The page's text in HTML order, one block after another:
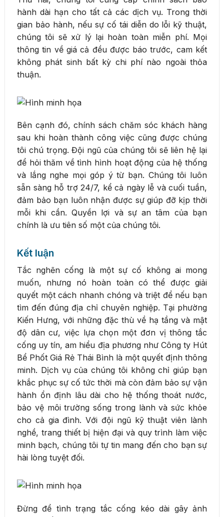
hành dài hạn cho tất cả các dịch vụ. Trong thời
gian bảo hành, nếu sự cố tái diễn do lỗi kỹ thuật,
chúng tôi sẽ xử lý lại hoàn toàn miễn phí. Mọi
thông tin về giá cả đều được báo trước, cam kết
không phát sinh bất kỳ chi phí nào ngoài thỏa
thuận.
Bên cạnh đó, chính sách chăm sóc khách hàng
sau khi hoàn thành công việc cũng được chúng
tôi chú trọng. Đội ngũ của chúng tôi sẽ liên hệ lại
để hỏi thăm về tình hình hoạt động của hệ thống
và lắng nghe mọi góp ý từ bạn. Chúng tôi luôn
sẵn sàng hỗ trợ 24/7, kể cả ngày lễ và cuối tuần,
đảm bảo bạn luôn nhận được sự giúp đỡ kịp thời
mỗi khi cần. Quyền lợi và sự an tâm của bạn
chính là ưu tiên số một của chúng tôi.
Kết luận
Tắc nghẽn cống là một sự cố không ai mong
muốn, nhưng nó hoàn toàn có thể được giải
quyết một cách nhanh chóng và triệt để nếu bạn
tìm đến đúng địa chỉ chuyên nghiệp. Tại phường
Kiến Hưng, với những đặc thù về hạ tầng và mật
độ dân cư, việc lựa chọn một đơn vị thông tắc
cống uy tín, am hiểu địa phương như Công ty Hút
Bể Phốt Giá Rẻ Thái Bình là một quyết định thông
minh. Dịch vụ của chúng tôi không chỉ giúp bạn
khắc phục sự cố tức thời mà còn đảm bảo sự vận
hành ổn định lâu dài cho hệ thống thoát nước,
bảo vệ môi trường sống trong lành và sức khỏe
cho cả gia đình. Với đội ngũ kỹ thuật viên lành
nghề, trang thiết bị hiện đại và quy trình làm việc
minh bạch, chúng tôi tự tin mang đến cho bạn sự
hài lòng tuyệt đối.
Đừng để tình trạng tắc cống kéo dài gây ảnh